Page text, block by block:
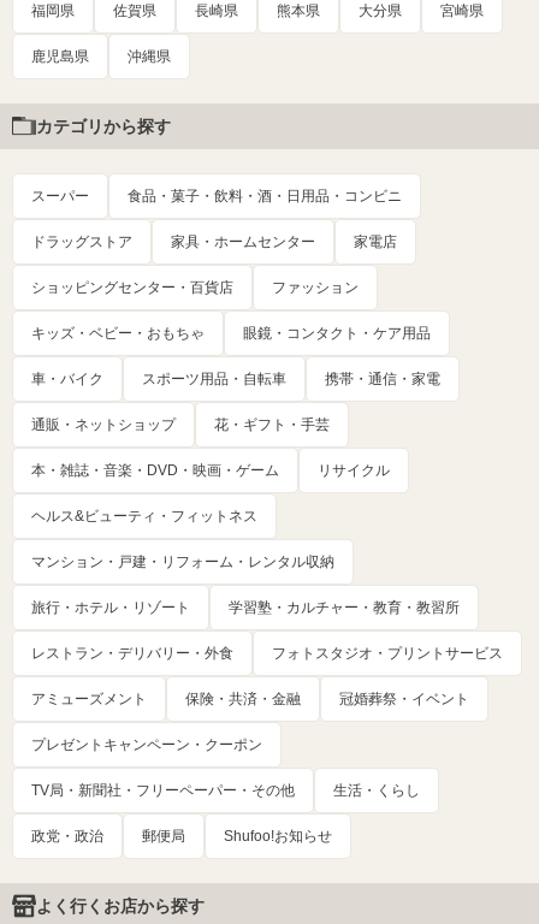
福岡県 佐賀県 長崎県 熊本県 大分県 宮崎県
鹿児島県 沖縄県
カテゴリから探す
スーパー 食品・菓子・飲料・酒・日用品・コンビニ
ドラッグストア 家具・ホームセンター 家電店
ショッピングセンター・百貨店 ファッション
キッズ・ベビー・おもちゃ 眼鏡・コンタクト・ケア用品
車・バイク スポーツ用品・自転車 携帯・通信・家電
通販・ネットショップ 花・ギフト・手芸
本・雑誌・音楽・DVD・映画・ゲーム リサイクル
ヘルス&ビューティ・フィットネス
マンション・戸建・リフォーム・レンタル収納
旅行・ホテル・リゾート 学習塾・カルチャー・教育・教習所
レストラン・デリバリー・外食 フォトスタジオ・プリントサービス
アミューズメント 保険・共済・金融 冠婚葬祭・イベント
プレゼントキャンペーン・クーポン
TV局・新聞社・フリーペーパー・その他 生活・くらし
政党・政治 郵便局 Shufoo!お知らせ
よく行くお店から探す